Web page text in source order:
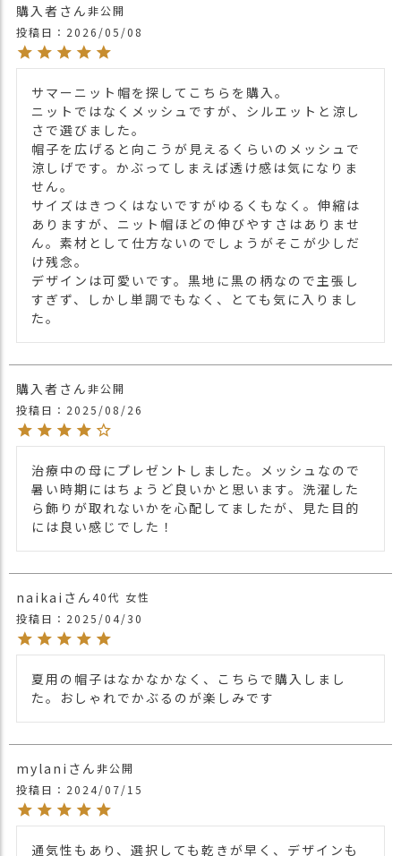
カラー
・ベージュ 薄茶色 BEIGE
・グレー 灰色 GRAY
購入者
非公開
投稿日
2026/05/08
サマーニット帽を探してこちらを購入。
ニットではなくメッシュですが、シルエットと涼し
さで選びました。
帽子を広げると向こうが見えるくらいのメッシュで
涼しげです。かぶってしまえば透け感は気になりま
せん。
サイズはきつくはないですがゆるくもなく。伸縮は
ありますが、ニット帽ほどの伸びやすさはありませ
ん。素材として仕方ないのでしょうがそこが少しだ
け残念。
デザインは可愛いです。黒地に黒の柄なので主張し
すぎず、しかし単調でもなく、とても気に入りまし
た。
購入者
非公開
投稿日
2025/08/26
治療中の母にプレゼントしました。メッシュなので
暑い時期にはちょうど良いかと思います。洗濯した
ら飾りが取れないかを心配してましたが、見た目的
には良い感じでした！
naikai 40代 女性
投稿日
2025/04/30
夏用の帽子はなかなかなく、こちらで購入しまし
た。おしゃれでかぶるのが楽しみです
mylani
非公開
投稿日
2024/07/15
通気性もあり、選択しても乾きが早く、デザインも